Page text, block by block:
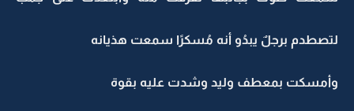
لتصطدم برجلٌ يبدُو أنه مُسكرًا سمعت هذيانه
وأمسكت بمعطف وليد وشدت عليه بقوة